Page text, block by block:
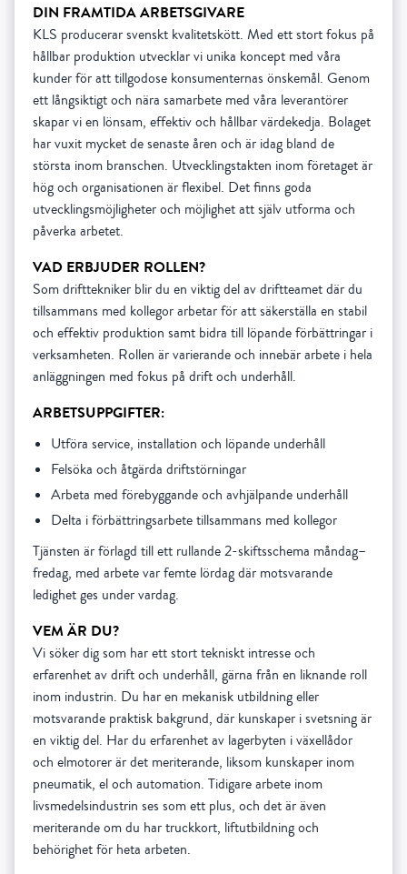
DIN FRAMTIDA ARBETSGIVARE
KLS producerar svenskt kvalitetskött. Med ett stort fokus på
hållbar produktion utvecklar vi unika koncept med våra
kunder för att tillgodose konsumenternas önskemål. Genom
ett långsiktigt och nära samarbete med våra leverantörer
skapar vi en lönsam, effektiv och hållbar värdekedja. Bolaget
har vuxit mycket de senaste åren och är idag bland de
största inom branschen. Utvecklingstakten inom företaget är
hög och organisationen är flexibel. Det finns goda
utvecklingsmöjligheter och möjlighet att själv utforma och
påverka arbetet.
VAD ERBJUDER ROLLEN?
Som drifttekniker blir du en viktig del av driftteamet där du
tillsammans med kollegor arbetar för att säkerställa en stabil
och effektiv produktion samt bidra till löpande förbättringar i
verksamheten. Rollen är varierande och innebär arbete i hela
anläggningen med fokus på drift och underhåll.
ARBETSUPPGIFTER:
Utföra service, installation och löpande underhåll
Felsöka och åtgärda driftstörningar
Arbeta med förebyggande och avhjälpande underhåll
Delta i förbättringsarbete tillsammans med kollegor
Tjänsten är förlagd till ett rullande 2-skiftsschema måndag–
fredag, med arbete var femte lördag där motsvarande
ledighet ges under vardag.
VEM ÄR DU?
Vi söker dig som har ett stort tekniskt intresse och
erfarenhet av drift och underhåll, gärna från en liknande roll
inom industrin. Du har en mekanisk utbildning eller
motsvarande praktisk bakgrund, där kunskaper i svetsning är
en viktig del. Har du erfarenhet av lagerbyten i växellådor
och elmotorer är det meriterande, liksom kunskaper inom
pneumatik, el och automation. Tidigare arbete inom
livsmedelsindustrin ses som ett plus, och det är även
meriterande om du har truckkort, liftutbildning och
behörighet för heta arbeten.